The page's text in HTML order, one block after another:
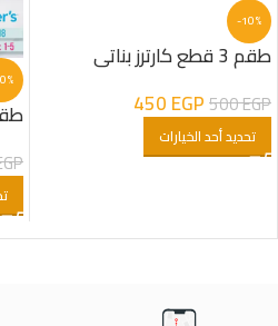
-10%
طقم 3 قطع كارترز بناتى
500EGP
450EGP
تحديد أحد الخيارات